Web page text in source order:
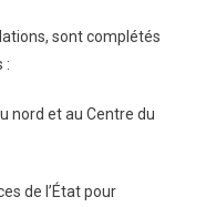
sont complétés
:
nord et au Centre du
de l’État pour